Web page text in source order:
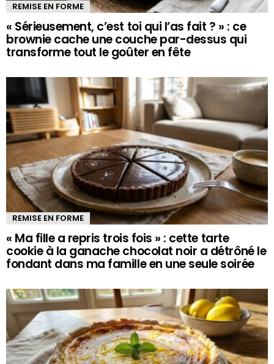
REMISE EN FORME
« Sérieusement, c’est toi qui l’as fait ? » : ce
brownie cache une couche par-dessus qui
transforme tout le goûter en fête
REMISE EN FORME
« Ma fille a repris trois fois » : cette tarte
cookie à la ganache chocolat noir a détrôné le
fondant dans ma famille en une seule soirée